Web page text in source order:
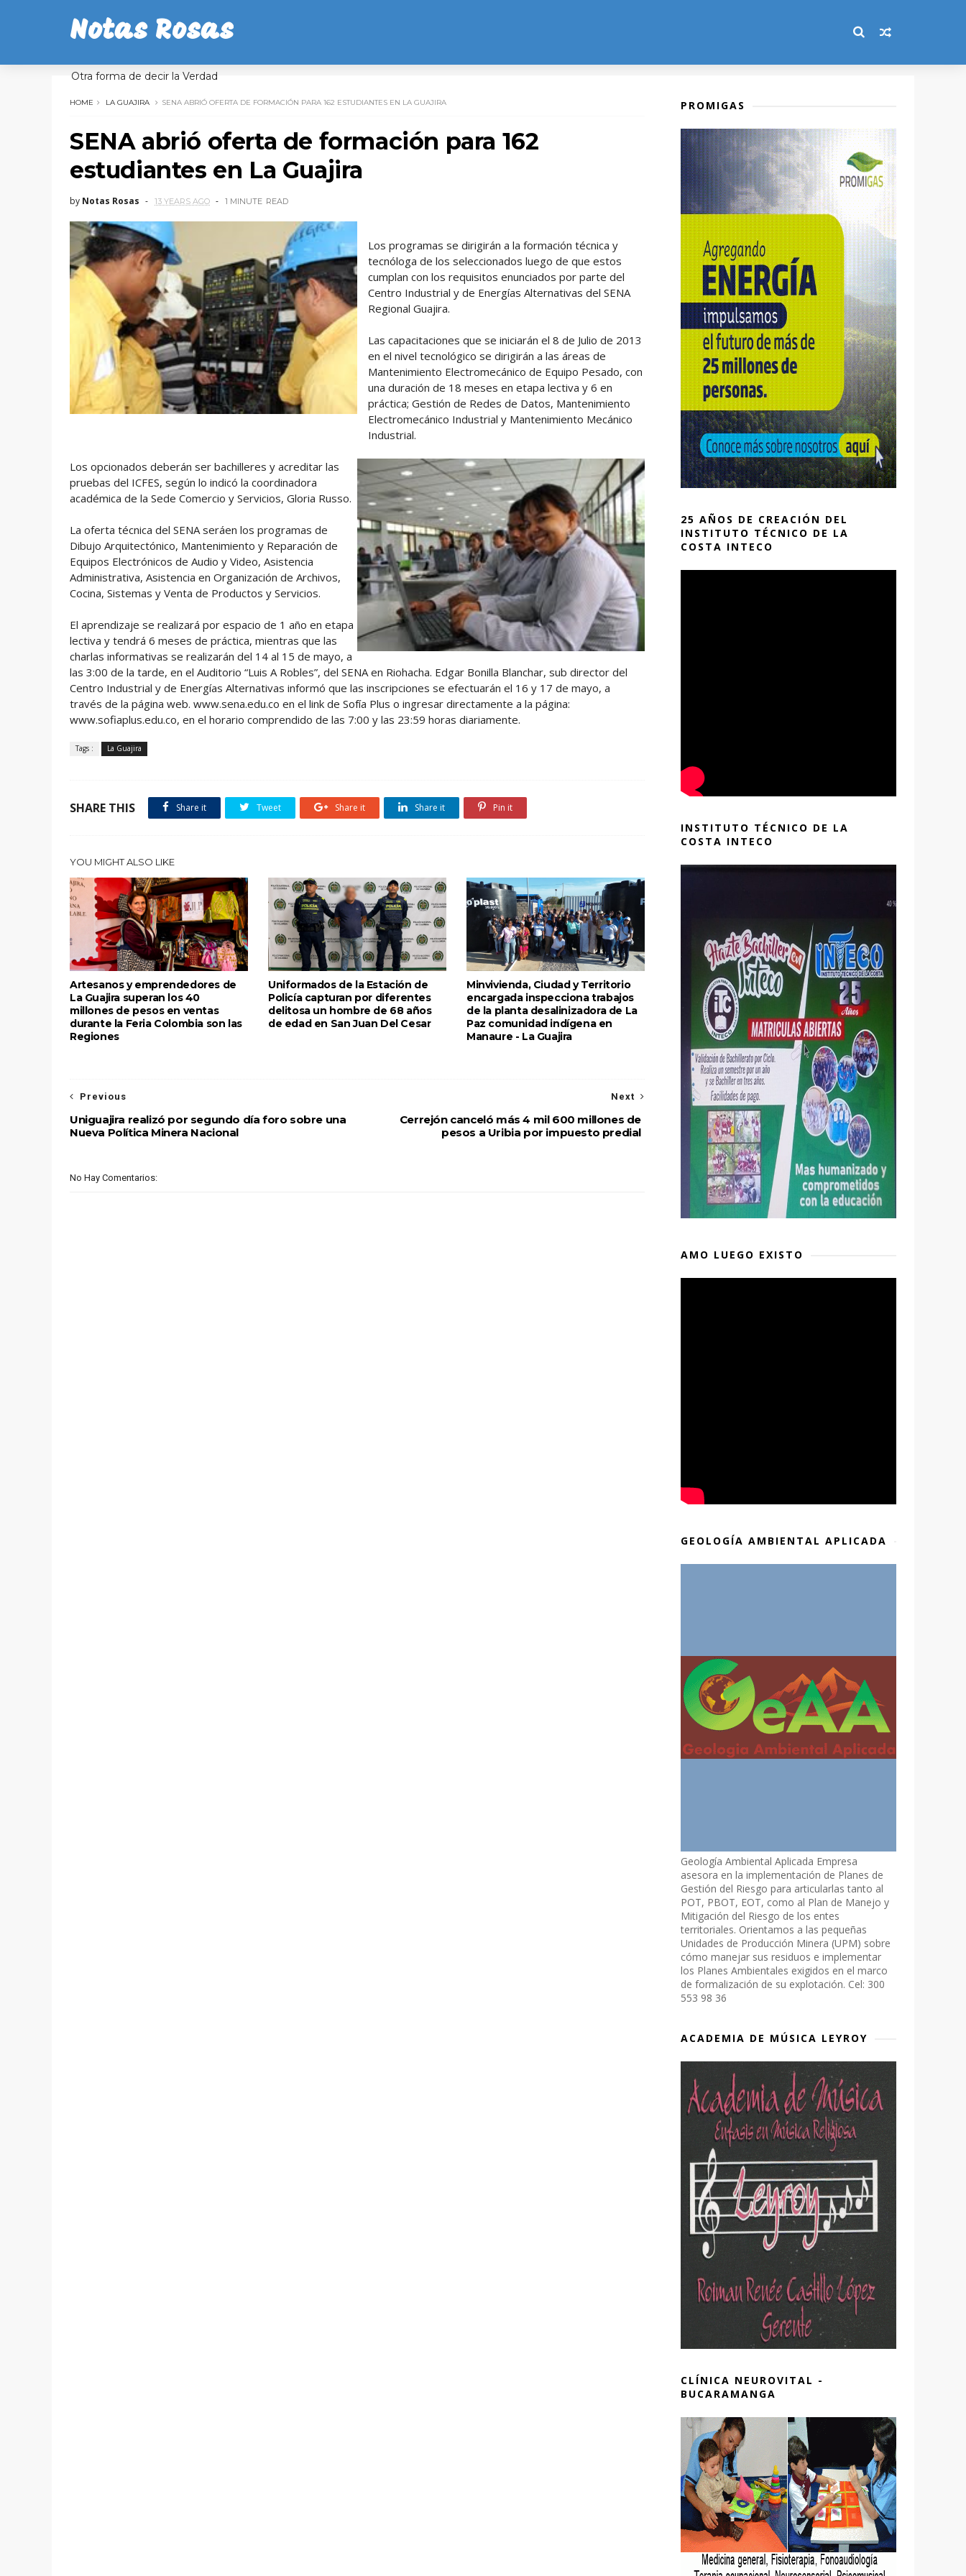
Notas Rosas
Otra forma de decir la Verdad
HOME LA GUAJIRA SENA ABRIÓ OFERTA DE FORMACIÓN PARA 162 ESTUDIANTES EN LA GUAJIRA
SENA abrió oferta de formación para 162
estudiantes en La Guajira
by Notas Rosas 13 YEARS AGO 1 MINUTE READ
Los programas se dirigirán a la formación técnica y
tecnóloga de los seleccionados luego de que estos
cumplan con los requisitos enunciados por parte del
Centro Industrial y de Energías Alternativas del SENA
Regional Guajira.
Las capacitaciones que se iniciarán el 8 de Julio de 2013
en el nivel tecnológico se dirigirán a las áreas de
Mantenimiento Electromecánico de Equipo Pesado, con
una duración de 18 meses en etapa lectiva y 6 en
práctica; Gestión de Redes de Datos, Mantenimiento
Electromecánico Industrial y Mantenimiento Mecánico
Industrial.
Los opcionados deberán ser bachilleres y acreditar las
pruebas del ICFES, según lo indicó la coordinadora
académica de la Sede Comercio y Servicios, Gloria Russo.
La oferta técnica del SENA seráen los programas de
Dibujo Arquitectónico, Mantenimiento y Reparación de
Equipos Electrónicos de Audio y Video, Asistencia
Administrativa, Asistencia en Organización de Archivos,
Cocina, Sistemas y Venta de Productos y Servicios.
El aprendizaje se realizará por espacio de 1 año en etapa
lectiva y tendrá 6 meses de práctica, mientras que las
charlas informativas se realizarán del 14 al 15 de mayo, a
las 3:00 de la tarde, en el Auditorio “Luis A Robles”, del SENA en Riohacha. Edgar Bonilla Blanchar, sub director del
Centro Industrial y de Energías Alternativas informó que las inscripciones se efectuarán el 16 y 17 de mayo, a
través de la página web. www.sena.edu.co en el link de Sofía Plus o ingresar directamente a la página:
www.sofiaplus.edu.co, en el horario comprendido de las 7:00 y las 23:59 horas diariamente.
Tags : La Guajira
SHARE THIS Share it Tweet Share it Share it Pin it
YOU MIGHT ALSO LIKE
Artesanos y emprendedores de
La Guajira superan los 40
millones de pesos en ventas
durante la Feria Colombia son las
Regiones
Uniformados de la Estación de
Policía capturan por diferentes
delitosa un hombre de 68 años
de edad en San Juan Del Cesar
Minvivienda, Ciudad y Territorio
encargada inspecciona trabajos
de la planta desalinizadora de La
Paz comunidad indígena en
Manaure - La Guajira
Next
Cerrejón canceló más 4 mil 600 millones de
pesos a Uribia por impuesto predial
Previous
Uniguajira realizó por segundo día foro sobre una
Nueva Política Minera Nacional
No Hay Comentarios:
PROMIGAS
25 AÑOS DE CREACIÓN DEL
INSTITUTO TÉCNICO DE LA
COSTA INTECO
INSTITUTO TÉCNICO DE LA
COSTA INTECO
AMO LUEGO EXISTO
GEOLOGÍA AMBIENTAL APLICADA
Geología Ambiental Aplicada Empresa
asesora en la implementación de Planes de
Gestión del Riesgo para articularlas tanto al
POT, PBOT, EOT, como al Plan de Manejo y
Mitigación del Riesgo de los entes
territoriales. Orientamos a las pequeñas
Unidades de Producción Minera (UPM) sobre
cómo manejar sus residuos e implementar
los Planes Ambientales exigidos en el marco
de formalización de su explotación. Cel: 300
553 98 36
ACADEMIA DE MÚSICA LEYROY
CLÍNICA NEUROVITAL -
BUCARAMANGA